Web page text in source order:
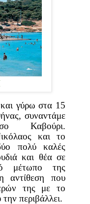
γύρω στα 15
συναντάμε
Καβούρι.
και το
πολύ καλές
και θέα σε
μέτωπο της
αντίθεση που
της με το
περιβάλλει.